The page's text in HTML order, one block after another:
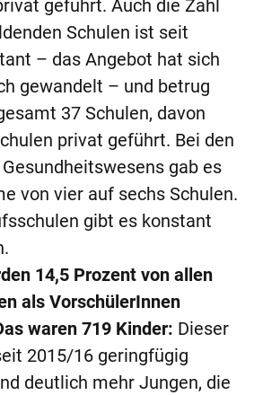
geführt. Auch die Zahl
Schulen ist seit
– das Angebot hat sich
gewandelt – und betrug
37 Schulen, davon
privat geführt. Bei den
gab es
von vier auf sechs Schulen.
gibt es konstant
14,5 Prozent von allen
als VorschülerInnen
waren 719 Kinder: Dieser
2015/16 geringfügig
deutlich mehr Jungen, die